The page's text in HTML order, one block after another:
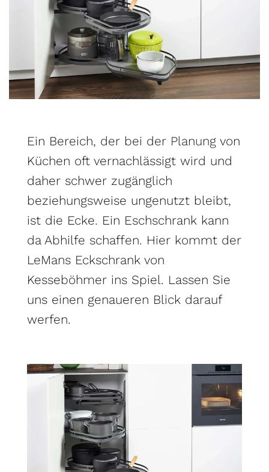
Ein Bereich, der bei der Planung von
Küchen oft vernachlässigt wird und
daher schwer zugänglich
beziehungsweise ungenutzt bleibt,
ist die Ecke. Ein Eschschrank kann
da Abhilfe schaffen. Hier kommt der
LeMans Eckschrank von
Kesseböhmer ins Spiel. Lassen Sie
uns einen genaueren Blick darauf
werfen.